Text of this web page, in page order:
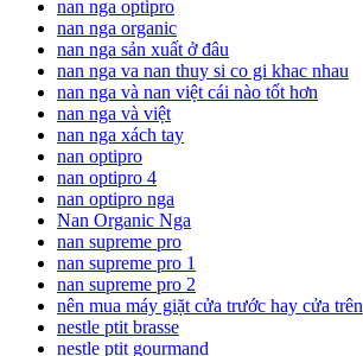
nan nga optipro
nan nga organic
nan nga sản xuất ở đâu
nan nga va nan thuy si co gi khac nhau
nan nga và nan việt cái nào tốt hơn
nan nga và việt
nan nga xách tay
nan optipro
nan optipro 4
nan optipro nga
Nan Organic Nga
nan supreme pro
nan supreme pro 1
nan supreme pro 2
nên mua máy giặt cửa trước hay cửa trên
nestle ptit brasse
nestle ptit gourmand